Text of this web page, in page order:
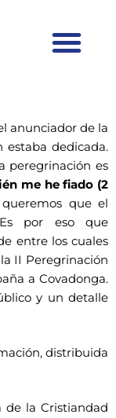
anunciador de la
estaba dedicada.
peregrinación es
me he fiado (2
que el
por eso que
entre los cuales
II Peregrinación
a Covadonga.
y un detalle
distribuida
de la Cristiandad